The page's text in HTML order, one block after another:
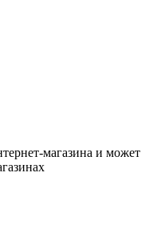
магазина и может